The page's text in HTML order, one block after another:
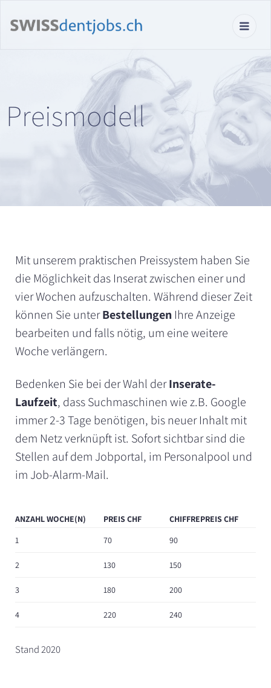
Preismodell
Mit unserem praktischen Preissystem haben Sie
die Möglichkeit das Inserat zwischen einer und
vier Wochen aufzuschalten. Während dieser Zeit
können Sie unterBestellungen Ihre Anzeige
bearbeiten und falls nötig, um eine weitere
Woche verlängern.
Bedenken Sie bei der Wahl derInserate-
Laufzeit, dass Suchmaschinen wie z.B. Google
immer 2-3 Tage benötigen, bis neuer Inhalt mit
dem Netz verknüpft ist. Sofort sichtbar sind die
Stellen auf dem Jobportal, im Personalpool und
im Job-Alarm-Mail.
ANZAHL WOCHE(N) PREIS CHF
CHIFFREPREIS CHF
1
70 90
2 130 150
3 180 200
4 220 240
Stand 2020